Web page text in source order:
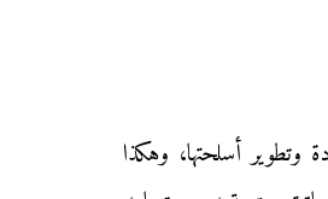
وتطوير أسلحتها، وهكذا